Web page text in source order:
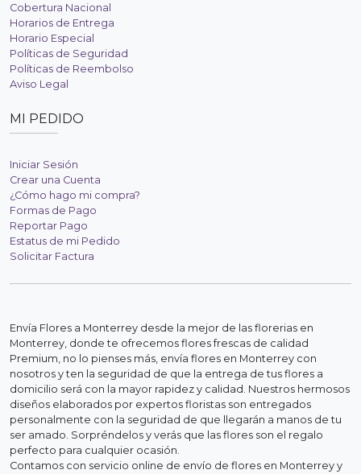
Cobertura Nacional
Horarios de Entrega
Horario Especial
Políticas de Seguridad
Políticas de Reembolso
Aviso Legal
MI PEDIDO
Iniciar Sesión
Crear una Cuenta
¿Cómo hago mi compra?
Formas de Pago
Reportar Pago
Estatus de mi Pedido
Solicitar Factura
Envía Flores a Monterrey desde la mejor de las florerias en
Monterrey, donde te ofrecemos flores frescas de calidad
Premium, no lo pienses más, envía flores en Monterrey con
nosotros y ten la seguridad de que la entrega de tus flores a
domicilio será con la mayor rapidez y calidad. Nuestros hermosos
diseños elaborados por expertos floristas son entregados
personalmente con la seguridad de que llegarán a manos de tu
ser amado. Sorpréndelos y verás que las flores son el regalo
perfecto para cualquier ocasión.
Contamos con servicio online de envío de flores en Monterrey y